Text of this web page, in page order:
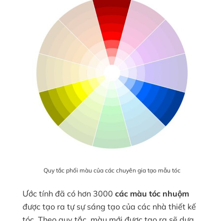
Quy tắc phối màu của các chuyên gia tạo mẫu tóc
Ước tính đã có hơn 3000 các màu tóc nhuộm
được tạo ra tự sự sáng tạo của các nhà thiết kế